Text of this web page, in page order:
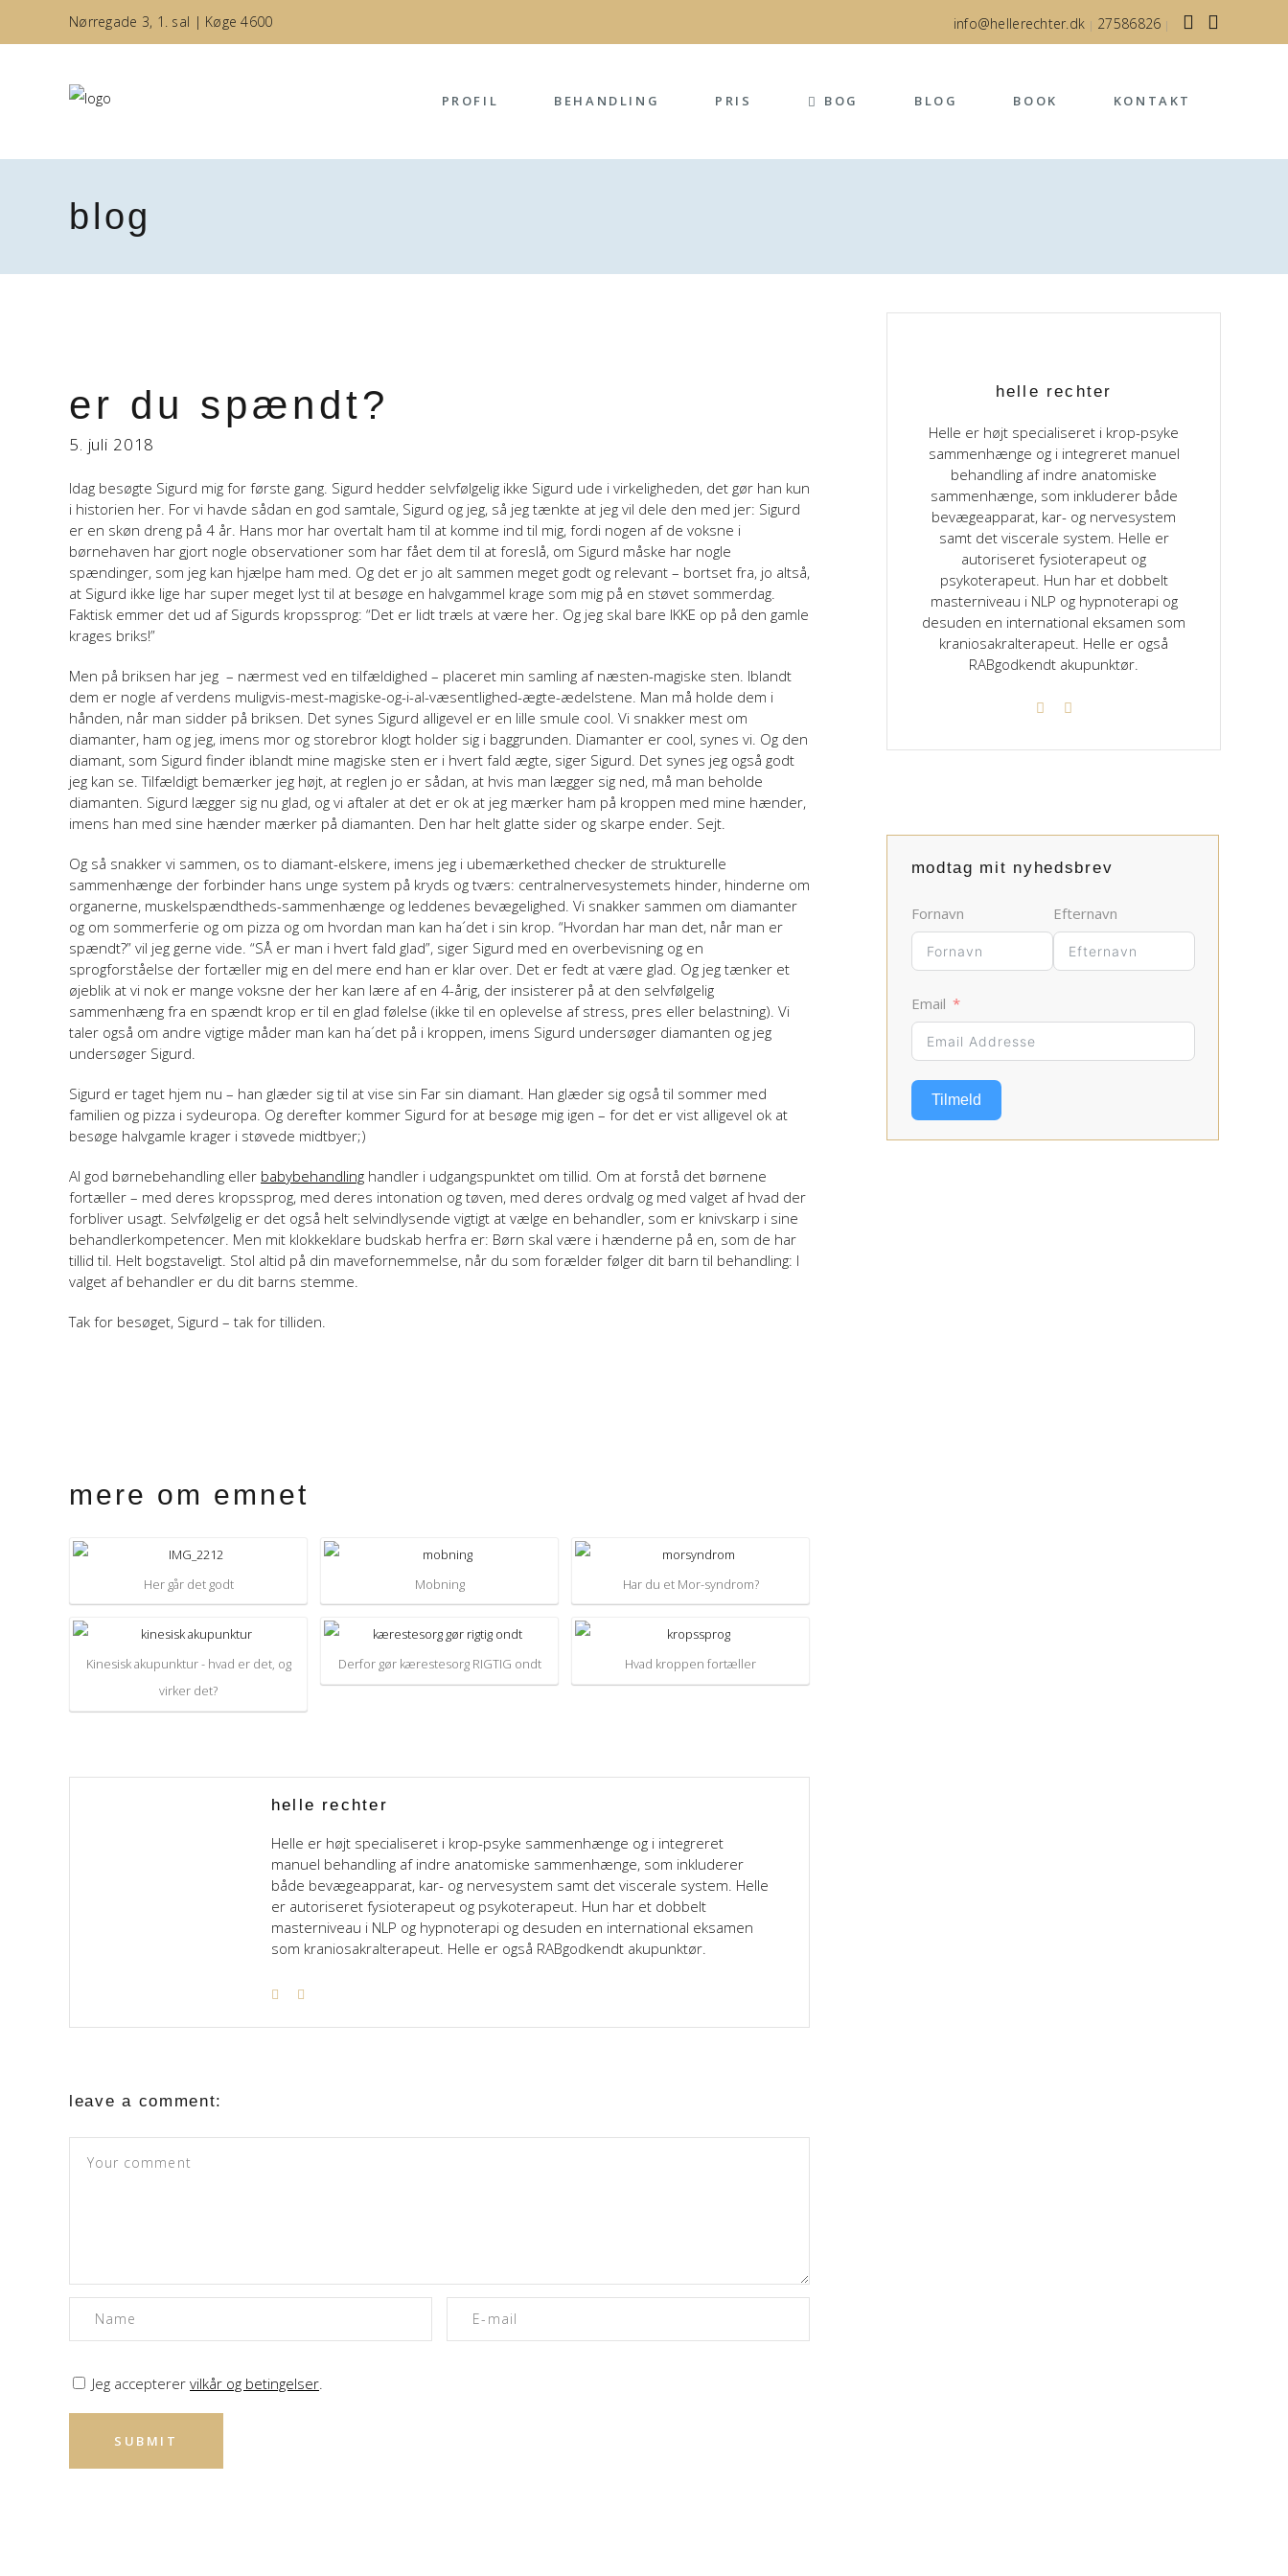
Nørregade 3, 1. sal | Køge 4600 info@hellerechter.dk | 27586826 |
PROFIL BEHANDLING PRIS BOG BLOG BOOK KONTAKT
blog
er du spændt?
5. juli 2018
Idag besøgte Sigurd mig for første gang. Sigurd hedder selvfølgelig ikke Sigurd ude i virkeligheden, det gør han kun
i historien her. For vi havde sådan en god samtale, Sigurd og jeg, så jeg tænkte at jeg vil dele den med jer: Sigurd
er en skøn dreng på 4 år. Hans mor har overtalt ham til at komme ind til mig, fordi nogen af de voksne i
børnehaven har gjort nogle observationer som har fået dem til at foreslå, om Sigurd måske har nogle
spændinger, som jeg kan hjælpe ham med. Og det er jo alt sammen meget godt og relevant – bortset fra, jo altså,
at Sigurd ikke lige har super meget lyst til at besøge en halvgammel krage som mig på en støvet sommerdag.
Faktisk emmer det ud af Sigurds kropssprog: “Det er lidt træls at være her. Og jeg skal bare IKKE op på den gamle
krages briks!”
Men på briksen har jeg – nærmest ved en tilfældighed – placeret min samling af næsten-magiske sten. Iblandt
dem er nogle af verdens muligvis-mest-magiske-og-i-al-væsentlighed-ægte-ædelstene. Man må holde dem i
hånden, når man sidder på briksen. Det synes Sigurd alligevel er en lille smule cool. Vi snakker mest om
diamanter, ham og jeg, imens mor og storebror klogt holder sig i baggrunden. Diamanter er cool, synes vi. Og den
diamant, som Sigurd finder iblandt mine magiske sten er i hvert fald ægte, siger Sigurd. Det synes jeg også godt
jeg kan se. Tilfældigt bemærker jeg højt, at reglen jo er sådan, at hvis man lægger sig ned, må man beholde
diamanten. Sigurd lægger sig nu glad, og vi aftaler at det er ok at jeg mærker ham på kroppen med mine hænder,
imens han med sine hænder mærker på diamanten. Den har helt glatte sider og skarpe ender. Sejt.
Og så snakker vi sammen, os to diamant-elskere, imens jeg i ubemærkethed checker de strukturelle
sammenhænge der forbinder hans unge system på kryds og tværs: centralnervesystemets hinder, hinderne om
organerne, muskelspændtheds-sammenhænge og leddenes bevægelighed. Vi snakker sammen om diamanter
og om sommerferie og om pizza og om hvordan man kan ha´det i sin krop. “Hvordan har man det, når man er
spændt?” vil jeg gerne vide. “SÅ er man i hvert fald glad”, siger Sigurd med en overbevisning og en
sprogforståelse der fortæller mig en del mere end han er klar over. Det er fedt at være glad. Og jeg tænker et
øjeblik at vi nok er mange voksne der her kan lære af en 4-årig, der insisterer på at den selvfølgelig
sammenhæng fra en spændt krop er til en glad følelse (ikke til en oplevelse af stress, pres eller belastning). Vi
taler også om andre vigtige måder man kan ha´det på i kroppen, imens Sigurd undersøger diamanten og jeg
undersøger Sigurd.
Sigurd er taget hjem nu – han glæder sig til at vise sin Far sin diamant. Han glæder sig også til sommer med
familien og pizza i sydeuropa. Og derefter kommer Sigurd for at besøge mig igen – for det er vist alligevel ok at
besøge halvgamle krager i støvede midtbyer;)
Al god børnebehandling eller babybehandling handler i udgangspunktet om tillid. Om at forstå det børnene
fortæller – med deres kropssprog, med deres intonation og tøven, med deres ordvalg og med valget af hvad der
forbliver usagt. Selvfølgelig er det også helt selvindlysende vigtigt at vælge en behandler, som er knivskarp i sine
behandlerkompetencer. Men mit klokkeklare budskab herfra er: Børn skal være i hænderne på en, som de har
tillid til. Helt bogstaveligt. Stol altid på din mavefornemmelse, når du som forælder følger dit barn til behandling: I
valget af behandler er du dit barns stemme.
Tak for besøget, Sigurd – tak for tilliden.
mere om emnet
Her går det godt
Kinesisk akupunktur - hvad er det, og
virker det?
Mobning
Derfor gør kærestesorg RIGTIG ondt
Har du et Mor-syndrom?
Hvad kroppen fortæller
helle rechter
Helle er højt specialiseret i krop-psyke sammenhænge og i integreret
manuel behandling af indre anatomiske sammenhænge, som inkluderer
både bevægeapparat, kar- og nervesystem samt det viscerale system. Helle
er autoriseret fysioterapeut og psykoterapeut. Hun har et dobbelt
masterniveau i NLP og hypnoterapi og desuden en international eksamen
som kraniosakralterapeut. Helle er også RABgodkendt akupunktør.
leave a comment:
Jeg accepterer vilkår og betingelser.
helle rechter
Helle er højt specialiseret i krop-psyke
sammenhænge og i integreret manuel
behandling af indre anatomiske
sammenhænge, som inkluderer både
bevægeapparat, kar- og nervesystem
samt det viscerale system. Helle er
autoriseret fysioterapeut og
psykoterapeut. Hun har et dobbelt
masterniveau i NLP og hypnoterapi og
desuden en international eksamen som
kraniosakralterapeut. Helle er også
RABgodkendt akupunktør.
modtag mit nyhedsbrev
Fornavn Efternavn
Email
Tilmeld